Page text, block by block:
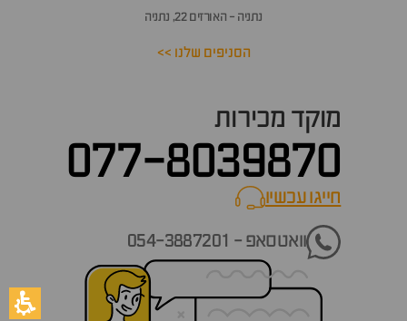
נתניה - האורזים 22, נתניה
הסניפים שלנו >>
מוקד מכירות
077-8039870
חייגו עכשיוcall now
וואטסאפ - 054-3887201